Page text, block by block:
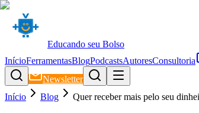
Educando seu Bolso
InícioFerramentasBlogPodcastsAutoresConsultoria
Newsletter
Início
Blog Quer receber mais pelo seu